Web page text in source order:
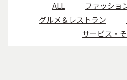
ALL ファッショ
グルメ＆レストラン
サービス・